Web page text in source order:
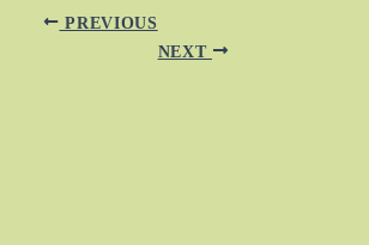
PREVIOUS
NEXT